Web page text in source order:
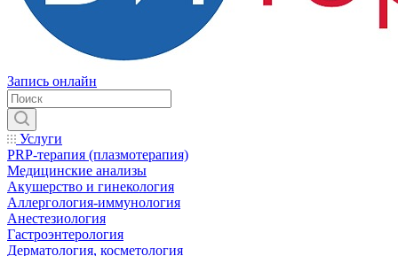
Запись онлайн
Услуги
PRP-терапия (плазмотерапия)
Медицинские анализы
Акушерство и гинекология
Аллергология-иммунология
Анестезиология
Гастроэнтерология
Дерматология, косметология